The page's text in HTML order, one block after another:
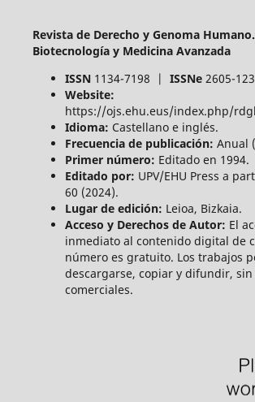
Revista de Derecho y Genoma
Biotecnología y Medicina Avanzada
ISSN1134-7198 | ISSNe2605-
Website:
https://ojs.ehu.eus/index.php/
Idioma: Castellano e inglés.
Frecuencia de publicación: Anual
Primer número: Editado en 1994.
Editado por: UPV/EHU Press a
60 (2024).
Lugar de edición: Leioa, Bizkaia.
Acceso y Derechos de Autor: El
inmediato al contenido digital de
número es gratuito. Los trabajos
descargarse, copiar y difundir, sin
comerciales.